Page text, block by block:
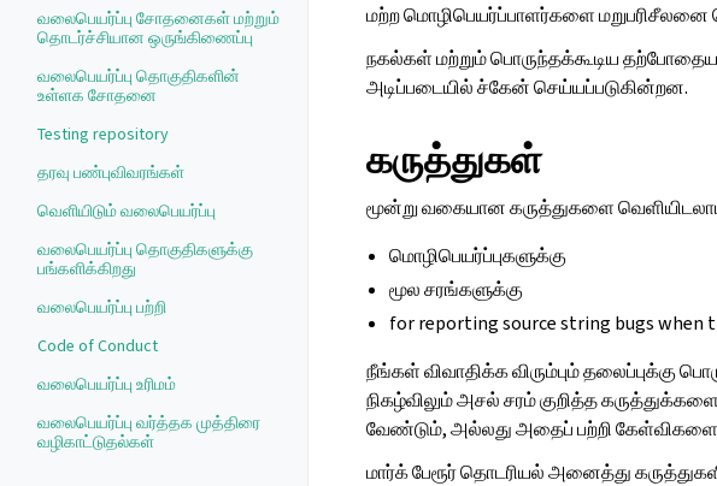
வலைபெயர்ப்பு சோதனைகள் மற்றும்
தொடர்ச்சியான ஒருங்கிணைப்பு
வலைபெயர்ப்பு தொகுதிகளின்
உள்ளக சோதனை
Testing repository
தரவு பண்புவிவரங்கள்
வெளியிடும் வலைபெயர்ப்பு
வலைபெயர்ப்பு தொகுதிகளுக்கு
பங்களிக்கிறது
வலைபெயர்ப்பு பற்றி
Code of Conduct
வலைபெயர்ப்பு உரிமம்
வலைபெயர்ப்பு வர்த்தக முத்திரை
வழிகாட்டுதல்கள்
மற்ற மொழிபெயர்ப்பாளர்களை மறுபரிசீலனை
நகல்கள் மற்றும் பொருந்தக்கூடிய
அடிப்படையில் ச்கேன் செய்யப்படுகின்றன.
கருத்துகள்
மூன்று வகையான கருத்துகளை
மொழிபெயர்ப்புகளுக்கு
மூல சரங்களுக்கு
for reporting source string bugs
நீங்கள் விவாதிக்க விரும்பும் தலைப்புக்கு
நிகழ்விலும் அசல் சரம் குறித்த
வேண்டும், அல்லது அதைப் பற்றி
மார்க் பேரூர் தொடரியல் அனைத்து